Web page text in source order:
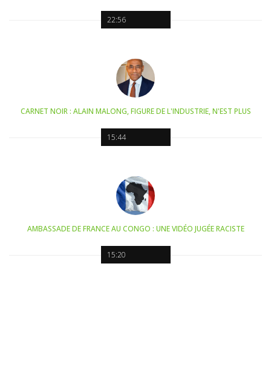
22:56
15:44
CARNET NOIR : ALAIN MALONG, FIGURE DE L'INDUSTRIE, N'EST PLUS
15:20
AMBASSADE DE FRANCE AU CONGO : UNE VIDÉO JUGÉE RACISTE